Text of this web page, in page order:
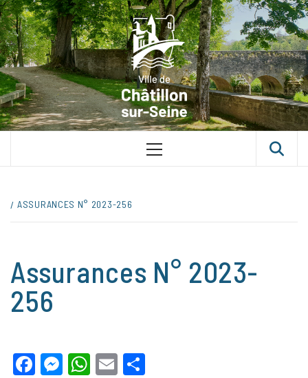
Skip
to
content
VILLE
SUR-SEINE
UNE VILLE DANS UN PARC
Primary
ASSURANCES N° 2023-256
Assurances N° 2023-
256
Facebook
Messenger
WhatsApp
Email